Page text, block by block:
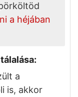
a héjában
a
is, akkor